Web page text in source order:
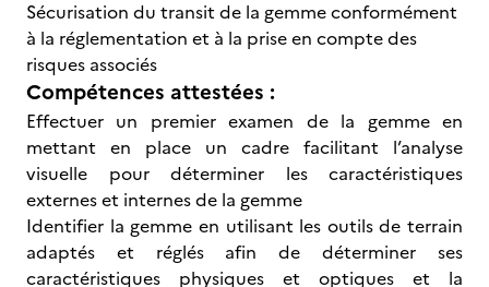
Sécurisation du transit de la gemme conformément
à la réglementation et à la prise en compte des
risques associés
Compétences attestées :
Effectuer un premier examen de la gemme en
mettant en place un cadre facilitant l’analyse
visuelle pour déterminer les caractéristiques
externes et internes de la gemme
Identifier la gemme en utilisant les outils de terrain
adaptés et réglés afin de déterminer ses
caractéristiques physiques et optiques et la